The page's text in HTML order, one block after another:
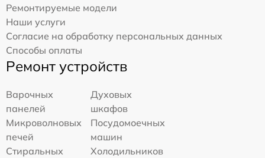
Ремонтируемые модели
Наши услуги
Согласие на обработку персональных данных
Способы оплаты
Ремонт устройств
Варочных
панелей
Духовых
шкафов
Микроволновых
печей
Посудомоечных
машин
Стиральных
Холодильников